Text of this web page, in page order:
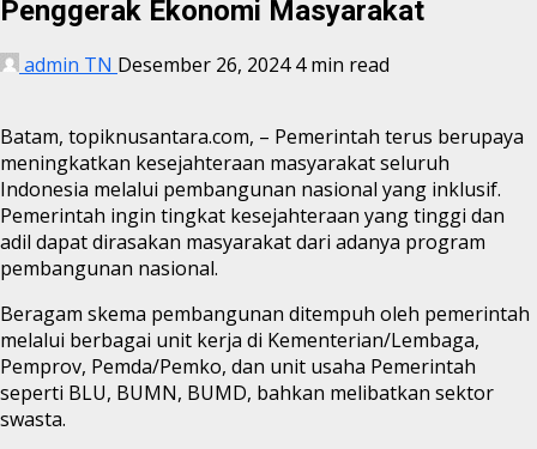
Penggerak Ekonomi Masyarakat
admin TN Desember 26, 20244 min read
Batam, topiknusantara.com, – Pemerintah terus berupaya
meningkatkan kesejahteraan masyarakat seluruh
Indonesia melalui pembangunan nasional yang inklusif.
Pemerintah ingin tingkat kesejahteraan yang tinggi dan
adil dapat dirasakan masyarakat dari adanya program
pembangunan nasional.
Beragam skema pembangunan ditempuh oleh pemerintah
melalui berbagai unit kerja di Kementerian/Lembaga,
Pemprov, Pemda/Pemko, dan unit usaha Pemerintah
seperti BLU, BUMN, BUMD, bahkan melibatkan sektor
swasta.